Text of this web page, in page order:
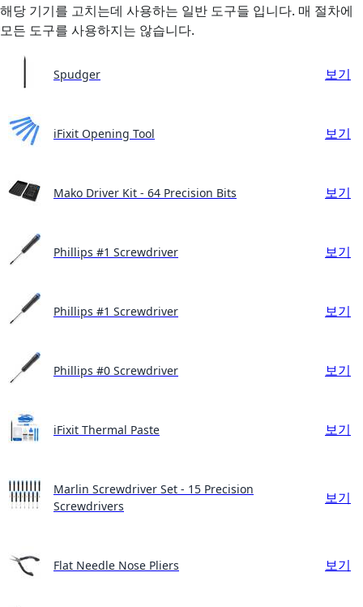
해당 기기를 고치는데 사용하는 일반 도구들 입니다. 매 절차에
모든 도구를 사용하지는 않습니다.
Spudger 보기
iFixit Opening Tool 보기
Mako Driver Kit - 64 Precision Bits 보기
Phillips #1 Screwdriver 보기
Phillips #1 Screwdriver 보기
Phillips #0 Screwdriver 보기
iFixit Thermal Paste 보기
Marlin Screwdriver Set - 15 Precision
Screwdrivers
보기
Flat Needle Nose Pliers 보기